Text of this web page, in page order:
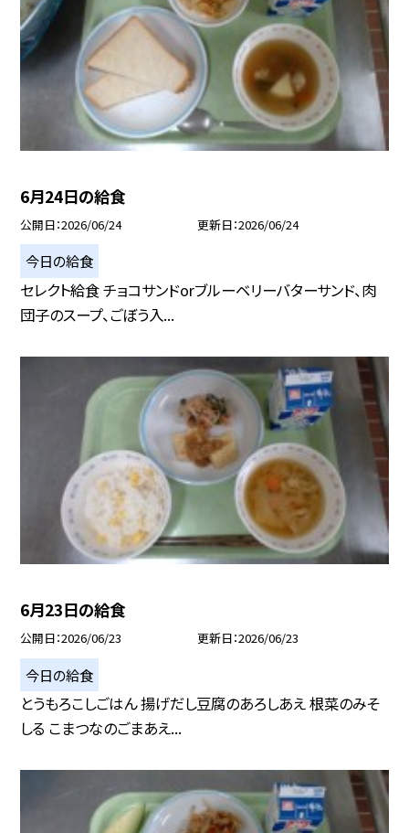
6月24日の給食
公開日 2026/06/24 更新日 2026/06/24
今日の給食
セレクト給食 チョコサンドorブルーベリーバターサンド、肉
団子のスープ、ごぼう入...
6月23日の給食
公開日 2026/06/23 更新日 2026/06/23
今日の給食
とうもろこしごはん 揚げだし豆腐のあろしあえ 根菜のみそ
しる こまつなのごまあえ...